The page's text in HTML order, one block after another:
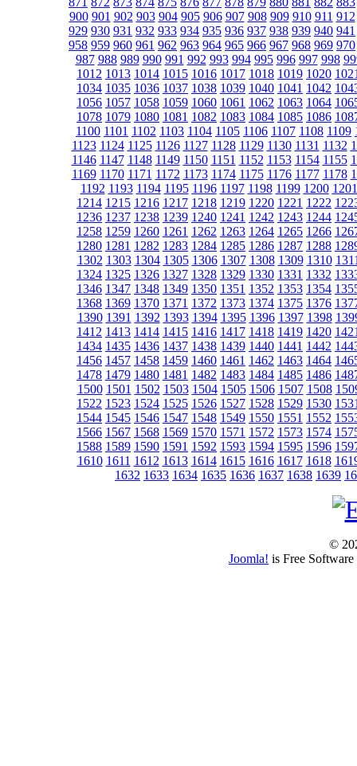
900 901 902 903 904 905 906 907 908 909 910 911 912
929 930 931 932 933 934 935 936 937 938 939 940 941
958 959 960 961 962 963 964 965 966 967 968 969 970
987 988 989 990 991 992 993 994 995 996 997 998
1012 1013 1014 1015 1016 1017 1018 1019 1020
1034 1035 1036 1037 1038 1039 1040 1041 1042
1056 1057 1058 1059 1060 1061 1062 1063 1064
1078 1079 1080 1081 1082 1083 1084 1085 1086
1100 1101 1102 1103 1104 1105 1106 1107 1108 1109
1123 1124 1125 1126 1127 1128 1129 1130 1131 1132
1146 1147 1148 1149 1150 1151 1152 1153 1154 1155
1169 1170 1171 1172 1173 1174 1175 1176 1177 1178
1192 1193 1194 1195 1196 1197 1198 1199 1200 1201
1214 1215 1216 1217 1218 1219 1220 1221 1222
1236 1237 1238 1239 1240 1241 1242 1243 1244
1258 1259 1260 1261 1262 1263 1264 1265 1266
1280 1281 1282 1283 1284 1285 1286 1287 1288
1302 1303 1304 1305 1306 1307 1308 1309 1310
1324 1325 1326 1327 1328 1329 1330 1331 1332
1346 1347 1348 1349 1350 1351 1352 1353 1354
1368 1369 1370 1371 1372 1373 1374 1375 1376
1390 1391 1392 1393 1394 1395 1396 1397 1398
1412 1413 1414 1415 1416 1417 1418 1419 1420
1434 1435 1436 1437 1438 1439 1440 1441 1442
1456 1457 1458 1459 1460 1461 1462 1463 1464
1478 1479 1480 1481 1482 1483 1484 1485 1486
1500 1501 1502 1503 1504 1505 1506 1507 1508
1522 1523 1524 1525 1526 1527 1528 1529 1530
1544 1545 1546 1547 1548 1549 1550 1551 1552
1566 1567 1568 1569 1570 1571 1572 1573 1574
1588 1589 1590 1591 1592 1593 1594 1595 1596
1610 1611 1612 1613 1614 1615 1616 1617 1618
1632 1633 1634 1635 1636 1637 1638 1639
©
Joomla! is Free